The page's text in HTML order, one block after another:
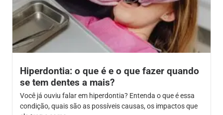
Hiperdontia: o que é e o que fazer quando
se tem dentes a mais?
Você já ouviu falar em hiperdontia? Entenda o que é essa
condição, quais são as possíveis causas, os impactos que